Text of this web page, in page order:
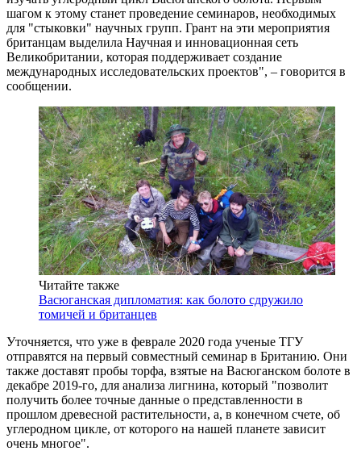
шагом к этому станет проведение семинаров, необходимых
для "стыковки" научных групп. Грант на эти мероприятия
британцам выделила Научная и инновационная сеть
Великобритании, которая поддерживает создание
международных исследовательских проектов", – говорится в
сообщении.
Читайте также
Васюганская дипломатия: как болото сдружило
томичей и британцев
Уточняется, что уже в феврале 2020 года ученые ТГУ
отправятся на первый совместный семинар в Британию. Они
также доставят пробы торфа, взятые на Васюганском болоте в
декабре 2019-го, для анализа лигнина, который "позволит
получить более точные данные о представленности в
прошлом древесной растительности, а, в конечном счете, об
углеродном цикле, от которого на нашей планете зависит
очень многое".